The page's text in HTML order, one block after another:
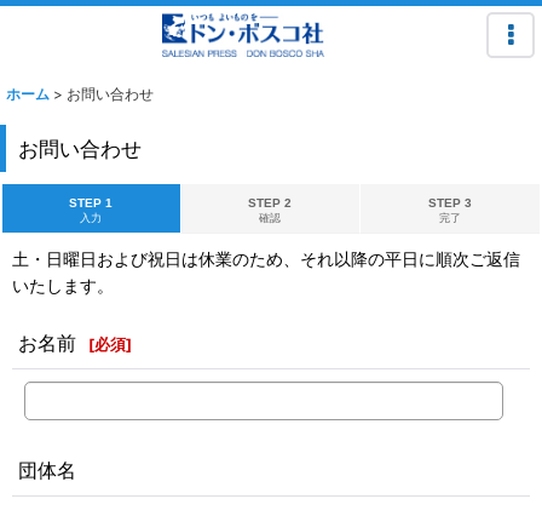
ホーム > お問い合わせ
お問い合わせ
STEP 1
入力
STEP 2
確認
STEP 3
完了
土・日曜日および祝日は休業のため、それ以降の平日に順次ご返信
いたします。
お名前 [必須]
団体名